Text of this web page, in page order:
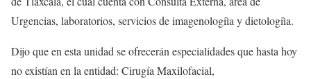
Urgencias, laboratorios, servicios de imagenologiìa y dietologiìa.
Dijo que en esta unidad se ofrecerán especialidades que hasta hoy
no existían en la entidad: Cirugía Maxilofacial,